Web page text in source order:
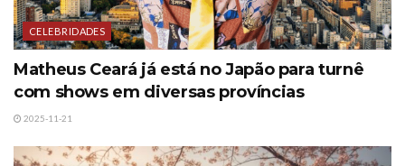
CELEBRIDADES
Matheus Ceará já está no Japão para turnê
com shows em diversas províncias
2025-11-21